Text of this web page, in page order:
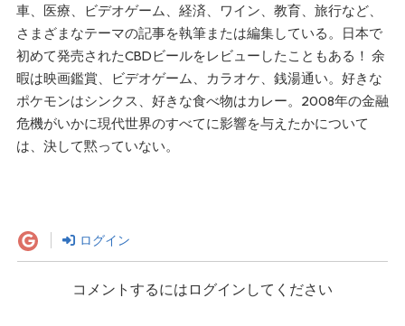
車、医療、ビデオゲーム、経済、ワイン、教育、旅行など、
さまざまなテーマの記事を執筆または編集している。日本で
初めて発売されたCBDビールをレビューしたこともある！ 余
暇は映画鑑賞、ビデオゲーム、カラオケ、銭湯通い。好きな
ポケモンはシンクス、好きな食べ物はカレー。2008年の金融
危機がいかに現代世界のすべてに影響を与えたかについて
は、決して黙っていない。
ログイン
コメントするにはログインしてください